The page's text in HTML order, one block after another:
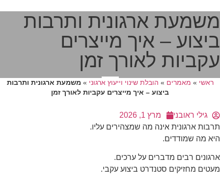
משמעת ארגונית ותרבות
ביצוע – איך מייצרים
עקביות לאורך זמן
ראשי » מאמרים » הובלת שינוי וייעוץ ארגוני » משמעת ארגונית ותרבות
ביצוע – איך מייצרים עקביות לאורך זמן
גילי ראובני
מרץ 1, 2026
תרבות ארגונית אינה מה שמצהירים עליו.
היא מה שמודדים.
ארגונים רבים מדברים על ערכים.
מעטים מחזיקים סטנדרט ביצוע עקבי.
קובצי
Cookie אלו
אופציונליים.
להפעלת
האתר.